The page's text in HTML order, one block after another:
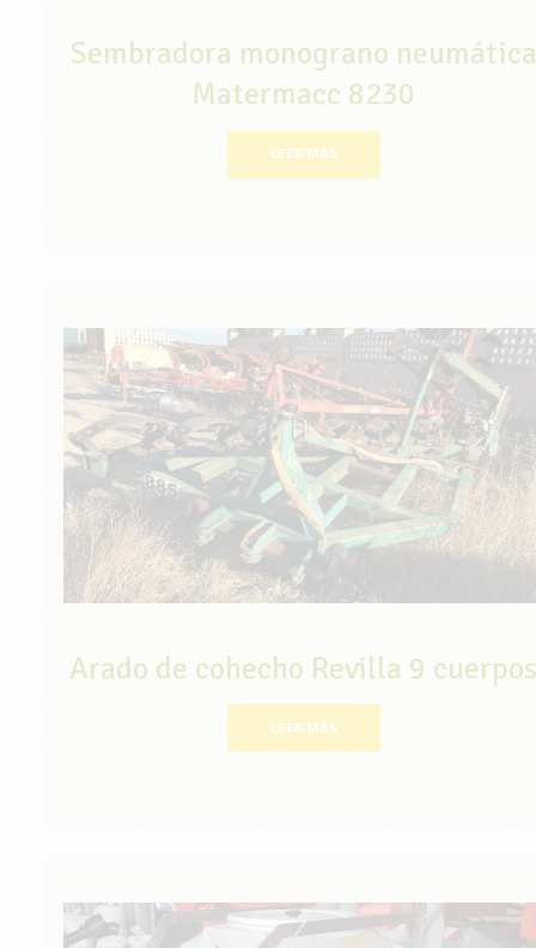
Sembradora monograno neumática
Matermacc 8230
LEER MÁS
Arado de cohecho Revilla 9
LEER MÁS